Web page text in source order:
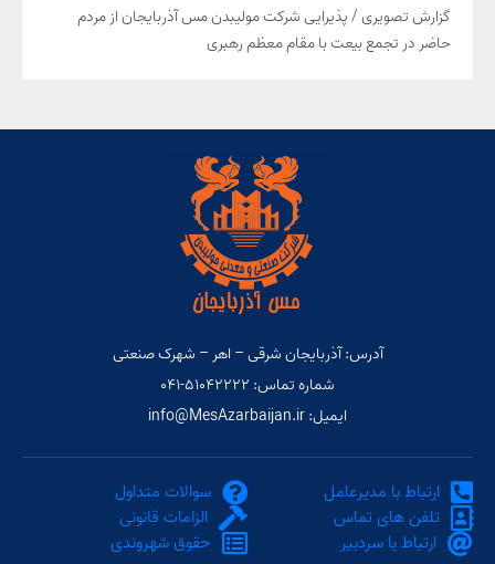
گزارش تصویری / پذیرایی شرکت مولیبدن مس آذربایجان از مردم
حاضر در تجمع بیعت با مقام معظم رهبری
آدرس: آذربایجان شرقی – اهر – شهرک صنعتی
شماره تماس: ۵۱۰۴۲۲۲۲-۰۴۱
ایمیل: info@MesAzarbaijan.ir
ارتباط با مدیرعامل
تلفن های تماس
ارتباط با سردبیر
سوالات متداول
الزامات قانونی
حقوق شهروندی